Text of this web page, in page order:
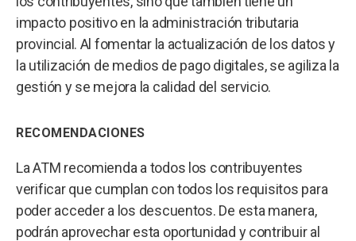
impacto positivo en la administración tributaria
provincial. Al fomentar la actualización de los datos y
la utilización de medios de pago digitales, se agiliza la
gestión y se mejora la calidad del servicio.
RECOMENDACIONES
La ATM recomienda a todos los contribuyentes
verificar que cumplan con todos los requisitos para
poder acceder a los descuentos. De esta manera,
podrán aprovechar esta oportunidad y contribuir al